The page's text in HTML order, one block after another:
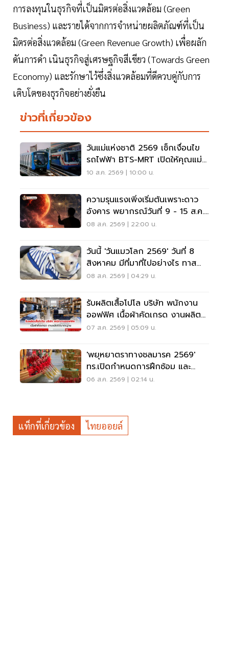
การลงทุนในธุรกิจที่เป็นมิตรต่อสิ่งแวดล้อม (Green
Business) และรายได้จากการจำหน่ายผลิตภัณฑ์ที่เป็น
มิตรต่อสิ่งแวดล้อม (Green Revenue Growth) เพื่อผลัก
ดันการดำ เนินธุรกิจสู่เศรษฐกิจสีเขียว (Towards Green
Economy) และรักษาไว้ซึ่งสิ่งแวดล้อมที่ดีควบคู่กับการ
เติบโตของธุรกิจอย่างยั่งยืน
ข่าวที่เกี่ยวข้อง
วันแม่แห่งชาติ 2569 เช็กเงื่อนไข
รถไฟฟ้า BTS-MRT เปิดให้คุณแม่
โดยสารฟรีตลอดสาย
10 ส.ค. 2569 | 10:00 น.
ความรุนแรงเพิ่งเริ่มต้นเพราะดาว
อังคาร พยากรณ์วันที่ 9 - 15 ส.ค.
2569
08 ส.ค. 2569 | 22:00 น.
วันนี้ 'วันแมวโลก 2569' วันที่ 8
สิงหาคม มีที่มาที่ไปอย่างไร ทาส
แมวต้องรู้
08 ส.ค. 2569 | 04:29 น.
รับผลิตเสื้อโปโล บริษัท พนักงาน
ออฟฟิศ เนื้อผ้าคัดเกรด งานผลิต
ได้มาตรฐาน
07 ส.ค. 2569 | 05:09 น.
'พยุหยาตราทางชลมารค 2569'
ทร.เปิดกำหนดการฝึกซ้อม และ
วันพระราชพิธี จุดชมขบวน
06 ส.ค. 2569 | 02:14 น.
แท็กที่เกี่ยวข้อง ไทยออยล์